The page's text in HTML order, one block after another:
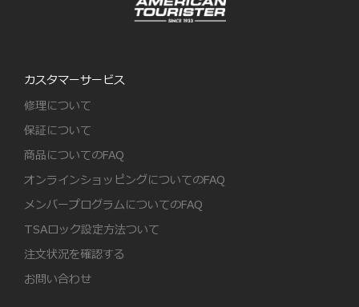
カスタマーサービス
修理について
保証について
商品についてのFAQ
オンラインショッピングについてのFAQ
メンバープログラムについてのFAQ
TSAロック設定方法ついて
注文状況を確認する
お問い合わせ